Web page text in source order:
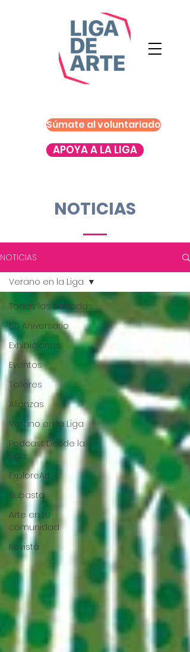
Súmate al voluntariado
APOYA A LA LIGA
NOTICIAS
NOTICIAS
Todas las entradas
50 Aniversario
Exhibiciones
Eventos
Talleres
Alianzas
Verano en la Liga
Podcast Desde la
Liga
ExploreArt
Subasta
Arte en tu
comunidad
Revista
Verano en la Liga